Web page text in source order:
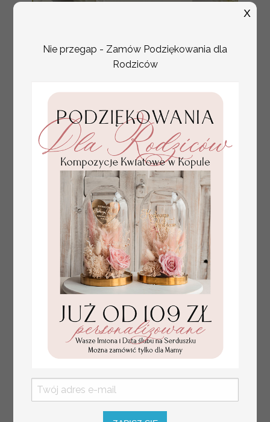
tłoczone winietki ślubne,
na stół weselny, złote
lub srebrne napisy
tłoczone kwiaty na
winietkach ślubnych
Promocja:
2.4 PLN/3.00 PLN
Nie przegap - Zamów Podziękowania dla
Rodziców
X